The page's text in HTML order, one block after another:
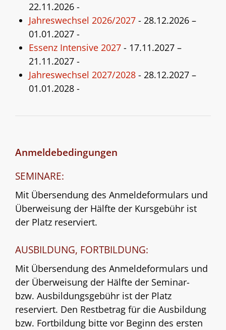
22.11.2026 -
Jahreswechsel 2026/2027 - 28.12.2026 –
01.01.2027 -
Essenz Intensive 2027 - 17.11.2027 –
21.11.2027 -
Jahreswechsel 2027/2028 - 28.12.2027 –
01.01.2028 -
Anmeldebedingungen
SEMINARE:
Mit Übersendung des Anmeldeformulars und
Überweisung der Hälfte der Kursgebühr ist
der Platz reserviert.
AUSBILDUNG, FORTBILDUNG:
Mit Übersendung des Anmeldeformulars und
der Überweisung der Hälfte der Seminar-
bzw. Ausbildungsgebühr ist der Platz
reserviert. Den Restbetrag für die Ausbildung
bzw. Fortbildung bitte vor Beginn des ersten